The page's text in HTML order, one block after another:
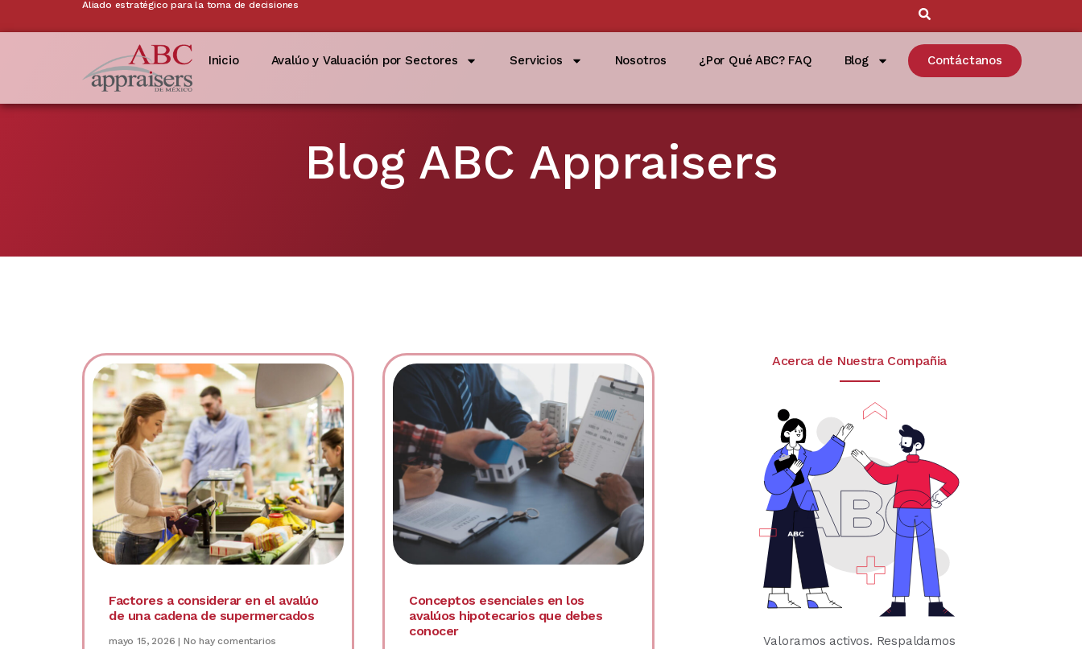
Aliado estratégico para la toma de decisiones
Inicio Avalúo y Valuación por Sectores Servicios Nosotros ¿Por Qué ABC? FAQ Blog Contáctanos
Blog ABC Appraisers
Factores a considerar en el avalúo
de una cadena de supermercados
mayo 15, 2026 No hay comentarios
Conceptos esenciales en los
avalúos hipotecarios que debes
conocer
Acerca de Nuestra Compañia
Valoramos activos. Respaldamos